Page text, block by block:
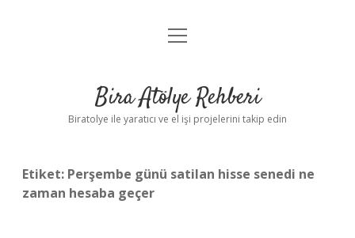
Anasayfa
Yasal Uyarı
menüyü
Bira Atölye Rehberi
Biratolye ile yaratıcı ve el işi projelerini takip edin
Etiket: Perşembe günü satilan hisse senedi ne
zaman hesaba geçer